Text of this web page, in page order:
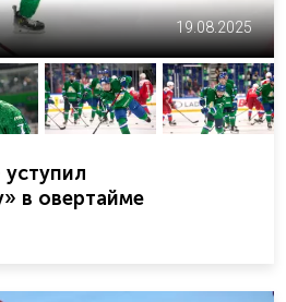
19.08.2025
в овертайме